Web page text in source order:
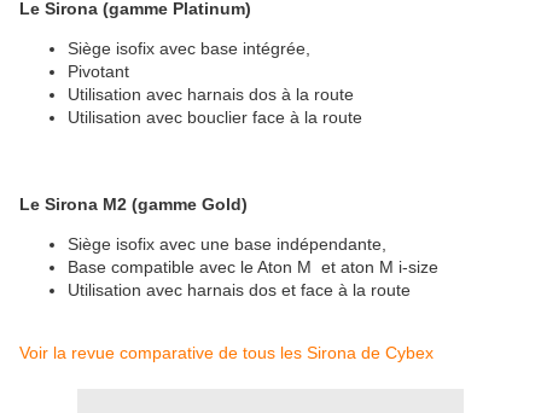
Le Sirona (gamme Platinum)
Siège isofix avec base intégrée,
Pivotant
Utilisation avec harnais dos à la route
Utilisation avec bouclier face à la route
Le Sirona M2 (gamme Gold)
Siège isofix avec une base indépendante,
Base compatible avec le Aton M et aton M i-size
Utilisation avec harnais dos et face à la route
Voir la revue comparative de tous les Sirona de Cybex